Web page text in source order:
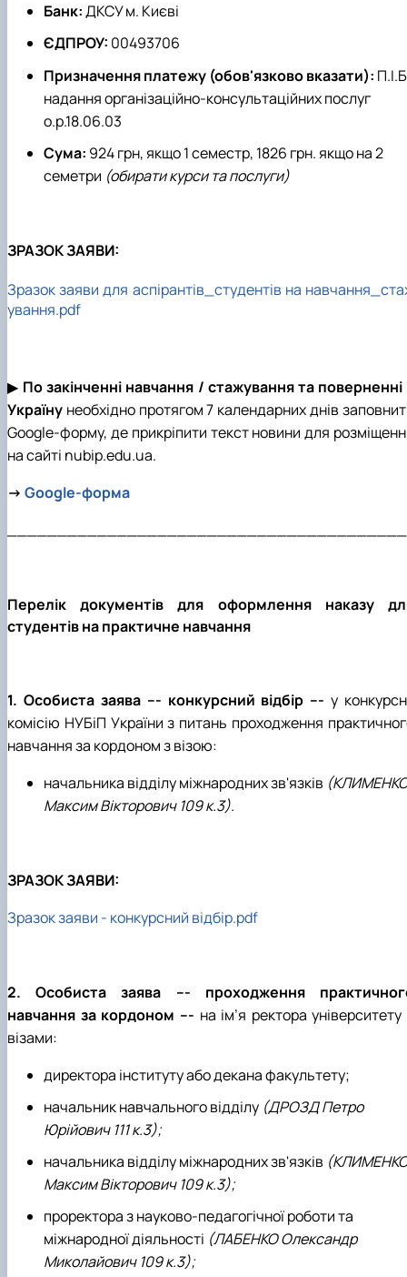
Банк:ДКСУ м. Києві
ЄДПРОУ: 00493706
Призначення платежу (обов'язково вказати):
надання організаційно-консультаційних послуг
о.р.18.06.03
Сума: 924 грн, якщо 1 семестр, 1826 грн. якщо на 2
семетри (обирати курси та послуги)
ЗРАЗОК ЗАЯВИ:
Зразок заяви для аспірантів_студентів на
ування.pdf
▶ По закінченні навчання / стажування та поверненні
Україну необхідно протягом 7 календарних днів
Google-форму, де прикріпити текст новини для
на сайті nubip.edu.ua.
→ Google-форма
Перелік документів для оформлення наказу
студентів на практичне навчання
1. Особиста заява --- конкурсний відбір ---у
комісію НУБіП України з питань проходження
навчання за кордоном з візою:
начальника відділу міжнародних зв'язків
Максим Вікторович 109 к.3).
ЗРАЗОК ЗАЯВИ:
Зразок заяви - конкурсний відбір.pdf
2. Особиста заява --- проходження
навчання за кордоном --- на ім’я ректора університету
візами:
директора інституту або декана факультету;
начальник навчального відділу (ДРОЗД Петро
Юрійович 111 к.3);
начальника відділу міжнародних зв'язків
Максим Вікторович 109 к.3);
проректора з науково-педагогічної роботи та
міжнародної діяльності (ЛАБЕНКО Олександр
Миколайович 109 к.3);